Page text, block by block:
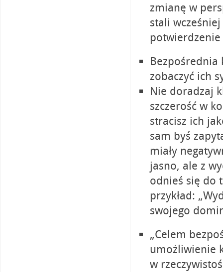
zmianę w
stali
potwierdzenie
zobaczyć ich
Nie doradzaj
szczerość w
stracisz ich
sam byś
miały
jasno, ale z
odnieś się do
przykład:
swojego
„Celem
umożliwienie
w